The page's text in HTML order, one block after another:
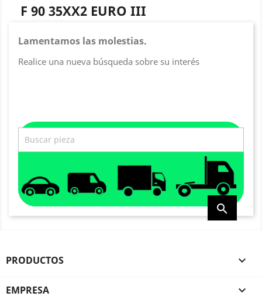
F 90 35XX2 EURO III
Lamentamos las molestias.
Realice una nueva búsqueda sobre su interés

PRODUCTOS 
EMPRESA 